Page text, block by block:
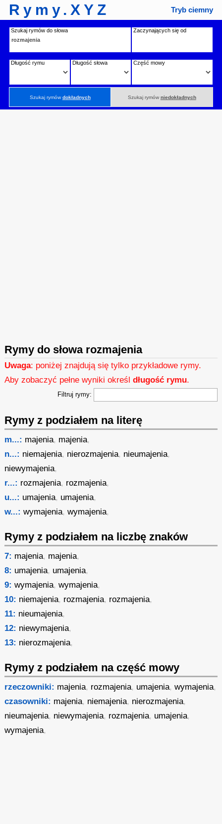
Rymy.XYZ Tryb ciemny
Szukaj rymów do słowa Zaczynających się od
Długość rymu Długość słowa Część mowy
Szukaj rymówdokładnych Szukaj rymów niedokładnych
Rymy do słowa rozmajenia
Uwaga: poniżej znajdują się tylko przykładowe rymy.
Aby zobaczyć pełne wyniki określdługość rymu.
Filtruj rymy:
Rymy z podziałem na literę
m...: majenia, majenia,
n...: niemajenia, nierozmajenia, nieumajenia,
niewymajenia,
r...: rozmajenia, rozmajenia,
u...: umajenia, umajenia,
w...: wymajenia,wymajenia,
Rymy z podziałem na liczbę znaków
7: majenia, majenia,
8: umajenia, umajenia,
9: wymajenia,wymajenia,
10: niemajenia, rozmajenia, rozmajenia,
11: nieumajenia,
12: niewymajenia,
13: nierozmajenia,
Rymy z podziałem na część mowy
rzeczowniki: majenia, rozmajenia, umajenia,wymajenia,
czasowniki: majenia, niemajenia, nierozmajenia,
nieumajenia, niewymajenia, rozmajenia, umajenia,
wymajenia,